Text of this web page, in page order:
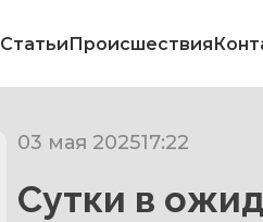
СтатьиПроисшествия
03 мая 202517:22
Сутки в